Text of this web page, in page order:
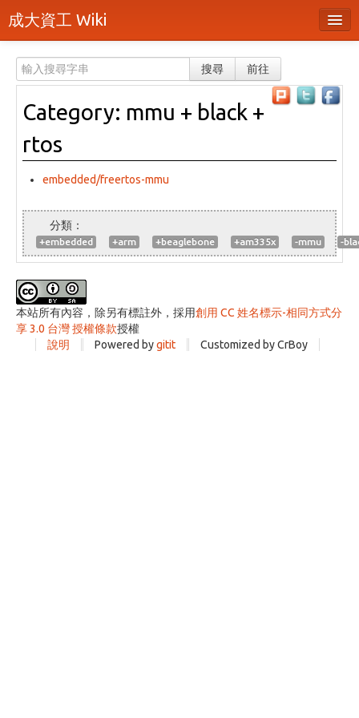
成大資工 Wiki
分類
隨機頁面
最近活動
上傳檔案
登入 / 註冊帳號
搜尋 前往
Category: mmu + black +
rtos
embedded/freertos-mmu
+embedded +arm +beaglebone +am335x -mmu -
本站所有內容，除另有標註外，採用創用 CC 姓名標示-相同方式分
享 3.0 台灣 授權條款授權
說明
Powered bygitit Customized by CrBoy